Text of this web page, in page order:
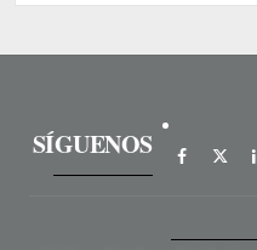
SÍGUENOS